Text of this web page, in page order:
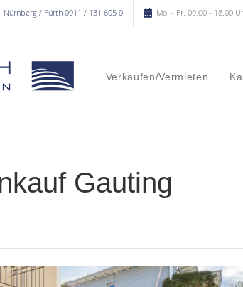
Nürnberg / Fürth 0911 / 131 605 0 Mo. - Fr. 09.00 - 18.00
Verkaufen/Vermieten
Gauting